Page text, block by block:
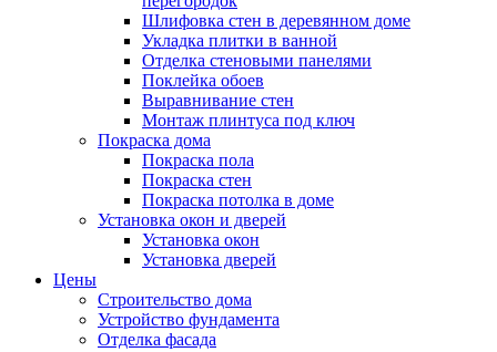
Шлифовка стен в деревянном доме
Укладка плитки в ванной
Отделка стеновыми панелями
Поклейка обоев
Выравнивание стен
Монтаж плинтуса под ключ
Покраска дома
Покраска пола
Покраска стен
Покраска потолка в доме
Установка окон и дверей
Установка окон
Установка дверей
Цены
Строительство дома
Устройство фундамента
Отделка фасада